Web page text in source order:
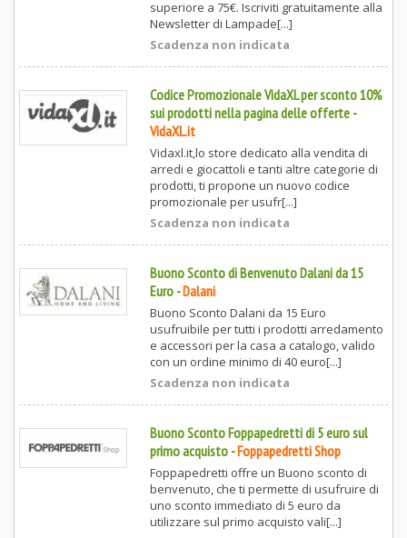
superiore a 75€. Iscriviti gratuitamente alla
Newsletter di Lampade[...]
Scadenza non indicata
Codice Promozionale VidaXL per sconto 10%
sui prodotti nella pagina delle offerte-
VidaXL.it
Vidaxl.it,lo store dedicato alla vendita di
arredi e giocattoli e tanti altre categorie di
prodotti, ti propone un nuovo codice
promozionale per usufr[...]
Scadenza non indicata
Buono Sconto di Benvenuto Dalani da 15
Euro-Dalani
Buono Sconto Dalani da 15 Euro
usufruibile per tutti i prodotti arredamento
e accessori per la casa a catalogo, valido
con un ordine minimo di 40 euro[...]
Scadenza non indicata
Buono Sconto Foppapedretti di 5 euro sul
primo acquisto-Foppapedretti Shop
Foppapedretti offre un Buono sconto di
benvenuto, che ti permette di usufruire di
uno sconto immediato di 5 euro da
utilizzare sul primo acquisto vali[...]